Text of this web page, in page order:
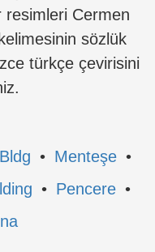
resimleri Cermen
sözlük
türkçe çevirisini
Bldg • Menteşe •
• Pencere •